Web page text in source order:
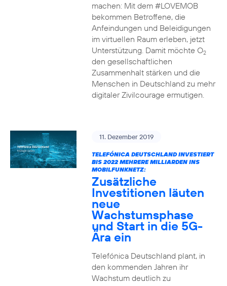
machen: Mit dem #LOVEMOB
bekommen Betroffene, die
Anfeindungen und Beleidigungen
im virtuellen Raum erleben, jetzt
Unterstützung. Damit möchte O2
den gesellschaftlichen
Zusammenhalt stärken und die
Menschen in Deutschland zu mehr
digitaler Zivilcourage ermutigen.
11. Dezember 2019
TELEFÓNICA DEUTSCHLAND INVESTIERT
BIS 2022 MEHRERE MILLIARDEN INS
MOBILFUNKNETZ:
Zusätzliche
Investitionen läuten
neue
Wachstumsphase
und Start in die 5G-
Ära ein
Telefónica Deutschland plant, in
den kommenden Jahren ihr
Wachstum deutlich zu